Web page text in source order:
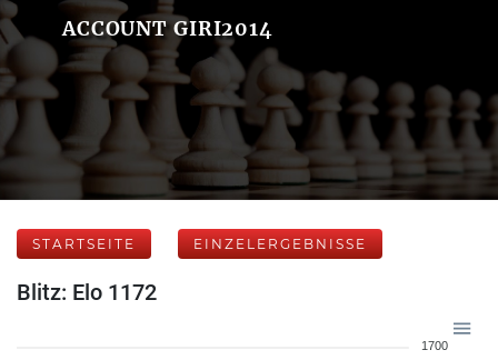
ACCOUNT GIRI2014
STARTSEITE EINZELERGEBNISSE
Blitz: Elo 1172
1700